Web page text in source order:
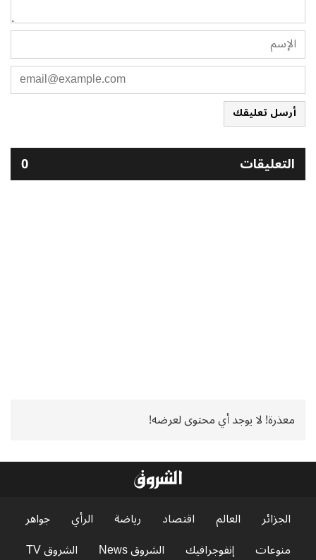
أرسل تعليقك
التعليقات 0
معذرة! لا يوجد أي محتوى لعرضه!
الجزائر العالم اقتصاد رياضة الرأي
جواهر
منوعات
إنفوجرافيك الشروق News الشروق TV